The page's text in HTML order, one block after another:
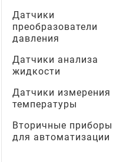
Датчики
преобразователи
давления
Датчики анализа
жидкости
Датчики измерения
температуры
Вторичные приборы
для автоматизации